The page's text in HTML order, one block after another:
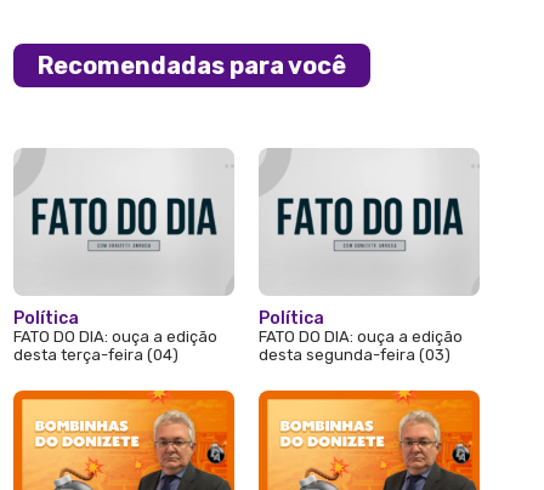
Recomendadas para você
Política
FATO DO DIA: ouça a edição
desta terça-feira (04)
Política
FATO DO DIA: ouça a edição
desta segunda-feira (03)